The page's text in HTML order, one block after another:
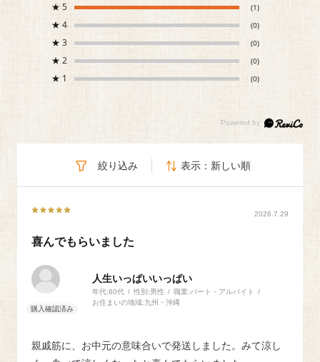
★ 5 (1)
★ 4 (0)
★ 3 (0)
★ 2 (0)
★ 1 (0)
絞り込み 表示：新しい順
2026.7.29
喜んでもらいました
人生いっぱいいっぱい
年代:60代 性別:男性 職業:パート・アルバイト
お住まいの地域:九州・沖縄
親戚筋に、お中元の意味合いで発送しました。みて涼し